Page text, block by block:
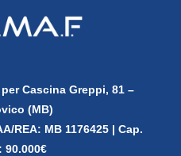
Cascina Greppi, 81 –
(MB)
REA: MB 1176425 | Cap.
90.000€